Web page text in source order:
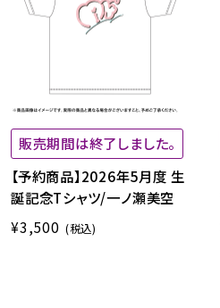
販売期間は終了しました。
【予約商品】2026年5月度 生
誕記念Tシャツ/一ノ瀬美空
¥3,500 (税込)